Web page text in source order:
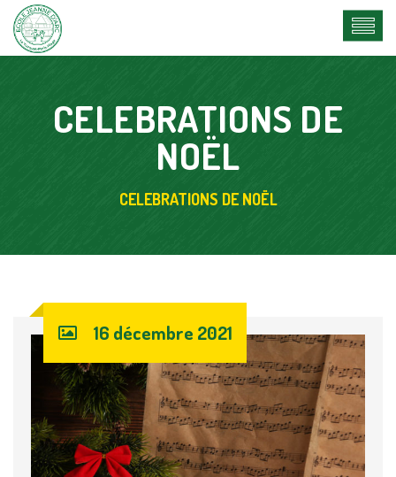
CELEBRATIONS DE
NOËL
CELEBRATIONS DE NOËL
16 décembre 2021